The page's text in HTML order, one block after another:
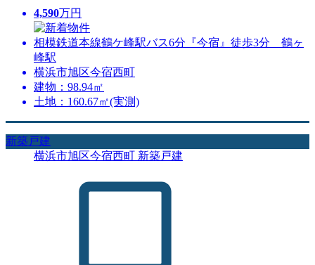
4,590万円
相模鉄道本線鶴ケ峰駅バス6分『今宿』徒歩3分 鶴ヶ
峰駅
横浜市旭区今宿西町
建物：98.94㎡
土地：160.67㎡(実測)
新築戸建
横浜市旭区今宿西町 新築戸建